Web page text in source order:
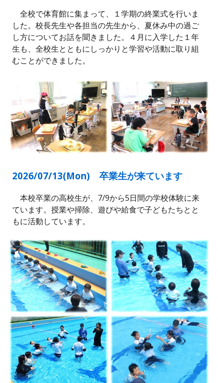
全校で体育館に集まって、１学期の終業式を行いま
した。校長先生や各担当の先生から、夏休み中の過ご
し方についてお話を聞きました。４月に入学した１年
生も、全校生とともにしっかりと学習や活動に取り組
むことができました。
2026/07/13(Mon)卒業生が来ています
本校卒業の高校生が、7/9から5日間の学校体験に来
ています。授業や掃除、遊びや給食で子どもたちとと
もに活動しています。